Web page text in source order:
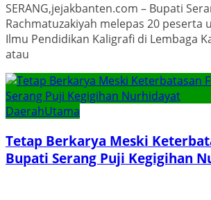
SERANG,jejakbanten.com – Bupati
Rachmatuzakiyah melepas 20 peserta
Ilmu Pendidikan Kaligrafi di Lembaga
atau
DaerahUtama
Tetap Berkarya Meski
Bupati Serang Puji Kegigihan